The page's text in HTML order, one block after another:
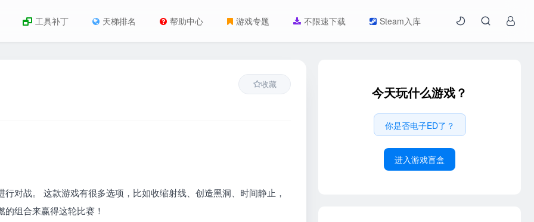
工具补丁 天梯排名 帮助中心 游戏专题 不限速下载 Steam入库
收藏
对战。 这款游戏有很多选项，比如收缩射线、创造黑洞、时间静止，
组合来赢得这轮比赛！
今天玩什么游戏？
你是否电子ED了？
进入游戏盲盒